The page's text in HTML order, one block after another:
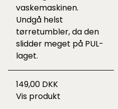
vaskemaskinen.
Undgå helst
tørretumbler, da den
slidder meget på PUL-
laget.
149,00 DKK
Vis produkt